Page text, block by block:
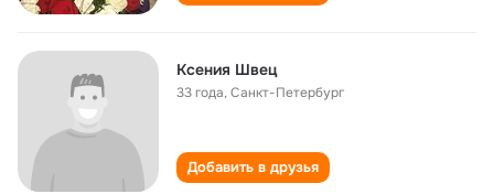
Ксения Швец
33 года,Санкт-Петербург
Добавить в друзья